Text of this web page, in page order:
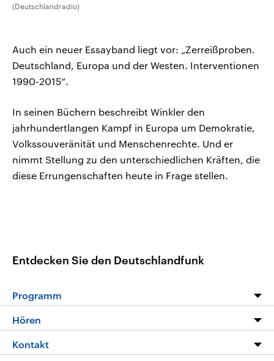
(Deutschlandradio)
Auch ein neuer Essayband liegt vor: „Zerreißproben.
Deutschland, Europa und der Westen. Interventionen
1990-2015“.
In seinen Büchern beschreibt Winkler den
jahrhundertlangen Kampf in Europa um Demokratie,
Volkssouveränität und Menschenrechte. Und er
nimmt Stellung zu den unterschiedlichen Kräften, die
diese Errungenschaften heute in Frage stellen.
Entdecken Sie den Deutschlandfunk
Programm
Programm
Die Nachrichten
Hören
Livestream
Kontakt